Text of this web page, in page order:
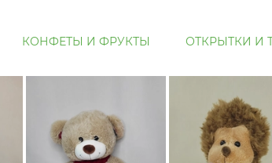
КОНФЕТЫ И ФРУКТЫ ОТКРЫТКИ И